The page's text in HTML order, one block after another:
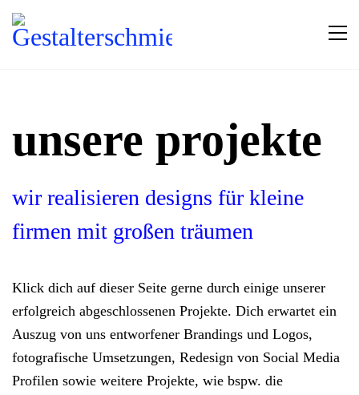
unsere projekte
wir realisieren designs für kleine
firmen mit großen träumen
Klick dich auf dieser Seite gerne durch einige unserer
erfolgreich abgeschlossenen Projekte. Dich erwartet ein
Auszug von uns entworfener Brandings und Logos,
fotografische Umsetzungen, Redesign von Social Media
Profilen sowie weitere Projekte, wie bspw. die